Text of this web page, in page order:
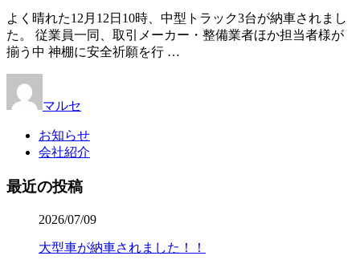
よく晴れた12月12日10時、中型トラック3台が納車されまし
た。 従業員一同、取引メーカー・整備業者ほか担当者様が
揃う中 神棚に安全祈願を行 …
マルセ
お知らせ
会社紹介
最近の投稿
2026/07/09
大型車が納車されました！！